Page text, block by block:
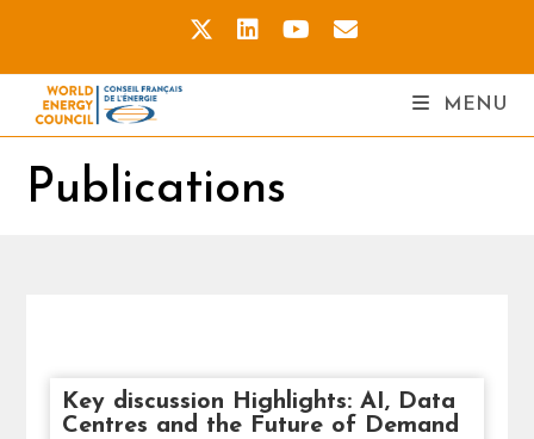
MENU
Publications
Key discussion Highlights: AI, Data
Centres and the Future of Demand